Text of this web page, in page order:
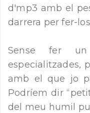
d'mp3 amb el
darrera per fer-
Sense fer
especialitzades,
amb el que jo
Podríem dir
del meu humil